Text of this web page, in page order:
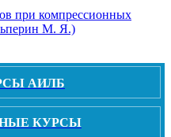
при компрессионных
М. Я.)
АИЛБ
КУРСЫ